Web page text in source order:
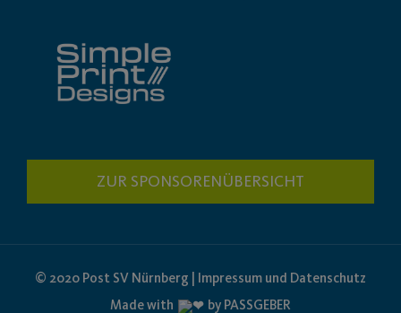
ZUR SPONSORENÜBERSICHT
© 2020 Post SV Nürnberg | Impressum und Datenschutz
Made with
by PASSGEBER